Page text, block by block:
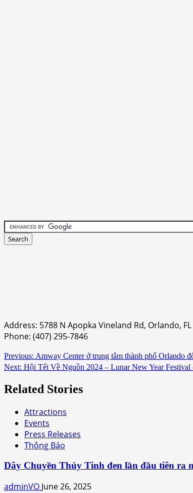
Address: 5788 N Apopka Vineland Rd, Orlando,
Phone: (407) 295-7846
Continue
Reading
Previous: Amway Center ở trung tâm thành phố Orlando
Next: Hội Tết Về Nguồn 2024 – Lunar New Year
Related Stories
Attractions
Events
Press Releases
Thông Báo
Dây Chuyền Thủy Tinh đen lần đầu tiên
adminVO June 26, 2025